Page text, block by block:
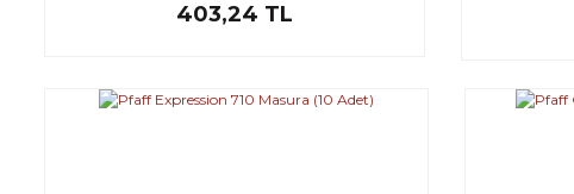
403,24 TL